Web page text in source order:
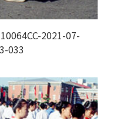
2021-07-
033